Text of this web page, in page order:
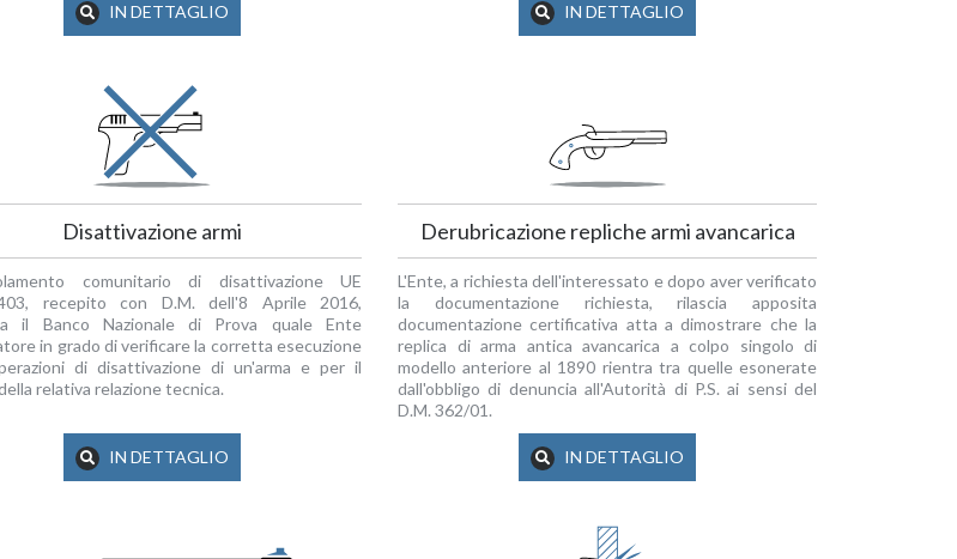
IN DETTAGLIO IN DETTAGLIO
Disattivazione armi
comunitario di disattivazione UE
recepito con D.M. dell'8 Aprile 2016,
il Banco Nazionale di Prova quale Ente
in grado di verificare la corretta esecuzione
di disattivazione di un'arma e per il
relativa relazione tecnica.
IN DETTAGLIO
Derubricazione repliche armi avancarica
L'Ente, a richiesta dell'interessato e dopo aver verificato
la documentazione richiesta, rilascia apposita
documentazione certificativa atta a dimostrare che la
replica di arma antica avancarica a colpo singolo di
modello anteriore al 1890 rientra tra quelle esonerate
dall'obbligo di denuncia all'Autorità di P.S. ai sensi del
D.M. 362/01.
IN DETTAGLIO